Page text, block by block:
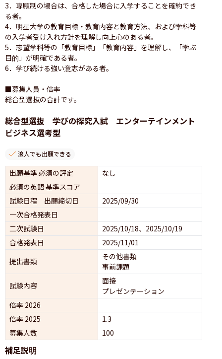
3．専願制の場合は、合格した場合に入学することを確約でき
る者。
4．明星大学の教育目標・教育内容と教育方法、および学科等
の入学者受け入れ方針を理解し向上心のある者。
5．志望学科等の「教育目標」「教育内容」を理解し、「学ぶ
目的」が明確である者。
6．学び続ける強い意志がある者。
■募集人員・倍率
総合型選抜の合計です。
総合型選抜 学びの探究入試 エンターテインメント
ビジネス選考型
浪人でも出願できる
出願基準 必須の評定
なし
必須の英語 基準スコア
試験日程 出願締切日
2025/09/30
一次合格発表日
二次試験日
2025/10/18、2025/10/19
合格発表日
2025/11/01
提出書類
その他書類
事前課題
試験内容
面接
プレゼンテーション
倍率 2026
倍率 2025
1.3
募集人数
100
補足説明